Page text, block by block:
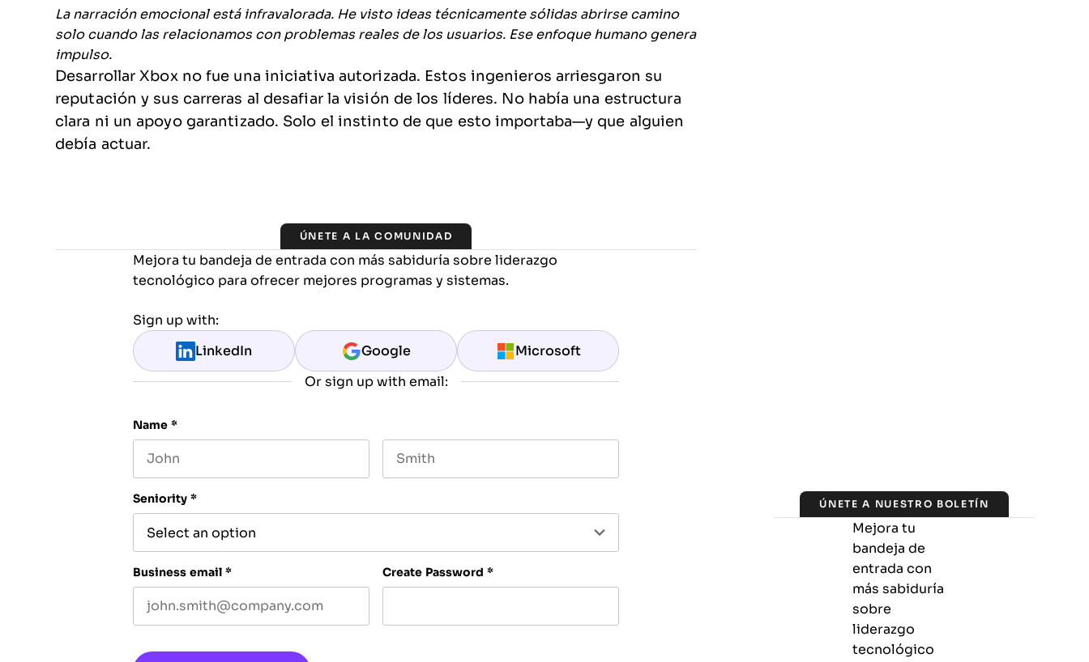
La narración emocional está infravalorada. He visto ideas técnicamente sólidas abrirse camino
solo cuando las relacionamos con problemas reales de los usuarios. Ese enfoque humano genera
impulso.
Desarrollar Xbox no fue una iniciativa autorizada. Estos ingenieros arriesgaron su
reputación y sus carreras al desafiar la visión de los líderes. No había una estructura
clara ni un apoyo garantizado. Solo el instinto de que esto importaba—y que alguien
debía actuar.
ÚNETE A LA COMUNIDAD
Mejora tu bandeja de entrada con más sabiduría sobre liderazgo
tecnológico para ofrecer mejores programas y sistemas.
Sign up with:
LinkedIn Google Microsoft
Or sign up with email:
Name *
Seniority *
Business email * Create Password *
ÚNETE A NUESTRO BOLETÍN
Mejora tu
bandeja de
entrada con
más sabiduría
sobre
liderazgo
tecnológico